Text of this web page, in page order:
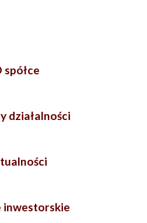
spółce
działalności
inwestorskie